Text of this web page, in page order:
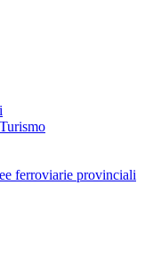
ferroviarie provinciali